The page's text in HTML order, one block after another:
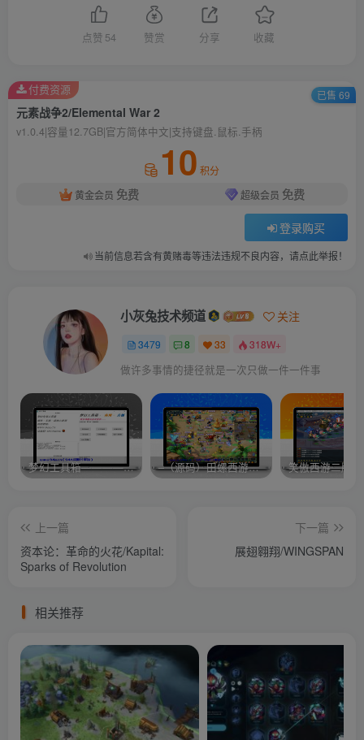
点赞 54 赞赏 分享 收藏
元素战争2/Elemental War 2
v1.0.4|容量12.7GB|官方简体中文|支持键盘.鼠标.手柄
10 积分
黄金会员 免费 超级会员 免费
登录购买
当前信息若含有黄赌毒等违法违规不良内容，请点此举报！
付费资源 已售 69
小灰兔技术频道 关注
3479 8 33 318W+
做许多事情的捷径就是一次只做一件一件事
梦幻工具箱————-免费 –（源码）田螺西游9.0 假人摆摊18门派飞升渡劫化圣助战最新BB谛听…. 笑傲西游二版-
上一篇
资本论：革命的火花/Kapital:
Sparks of Revolution
下一篇
展翅翱翔/WINGSPAN
相关推荐